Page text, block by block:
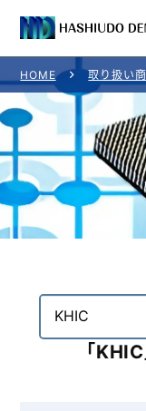
取
HOME 取り扱い
「